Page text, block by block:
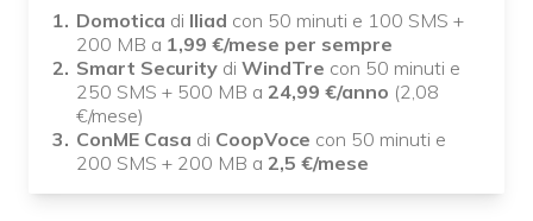
Domotica di Iliad con 50 minuti e 100 SMS +
200 MB a 1,99 €/mese per sempre
Smart Security di WindTre con 50 minuti e
250 SMS + 500 MB a 24,99 €/anno (2,08
€/mese)
ConME Casa di CoopVoce con 50 minuti e
200 SMS + 200 MB a 2,5 €/mese